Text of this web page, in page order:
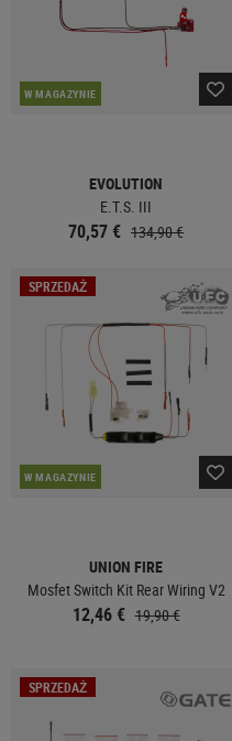
W MAGAZYNIE
EVOLUTION
E.T.S. III
70,57 € 134,90 €
SPRZEDAŻ
W MAGAZYNIE
UNION FIRE
Mosfet Switch Kit Rear Wiring V2
12,46 € 19,90 €
SPRZEDAŻ